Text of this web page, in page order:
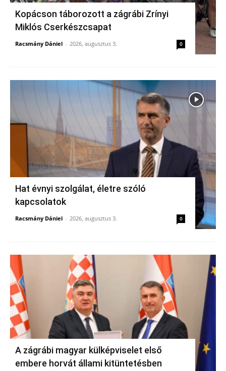
Kopácson táborozott a zágrábi Zrínyi
Miklós Cserkészcsapat
Racsmány Dániel - 2026, augusztus 3. 0
Hat évnyi szolgálat, életre szóló
kapcsolatok
Racsmány Dániel - 2026, augusztus 3. 0
A zágrábi magyar külképviselet első
embere horvát állami kitüntetésben